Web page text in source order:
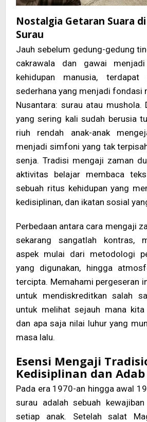
Nostalgia Getaran Suara
Surau
Jauh sebelum gedung-gedung
cakrawala dan gawai
kehidupan manusia, terdapat
sederhana yang menjadi fondasi
Nusantara: surau atau mushola.
yang sering kali sudah berusia
riuh rendah anak-anak
menjadi simfoni yang tak
senja. Tradisi mengaji zaman
aktivitas belajar membaca
sebuah ritus kehidupan yang
kedisiplinan, dan ikatan sosial
Perbedaan antara cara mengaji
sekarang sangatlah kontras,
aspek mulai dari metodologi
yang digunakan, hingga
tercipta. Memahami pergeseran
untuk mendiskreditkan salah
untuk melihat sejauh mana kita
dan apa saja nilai luhur yang
masa lalu.
Esensi Mengaji
Kedisiplinan dan Adab
Pada era 1970-an hingga awal
surau adalah sebuah
setiap anak. Setelah salat